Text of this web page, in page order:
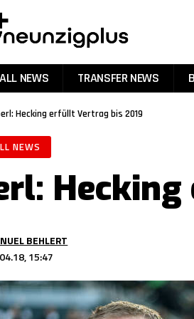
NEWS TRANSFER NEWS
Hecking erfüllt Vertrag bis 2019
NEWS
15:47
BEHLERT